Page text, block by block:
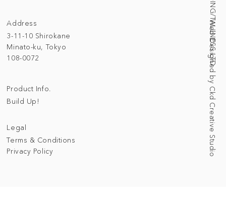
Address
3-11-10 Shirokane
Minato-ku, Tokyo
108-0072
Web Designed by Ckd Creative Studio
Legal
Terms & Conditions
Privacy Policy
Product Info.
Build Up!